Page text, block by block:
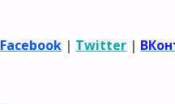
Facebook | Twitter |